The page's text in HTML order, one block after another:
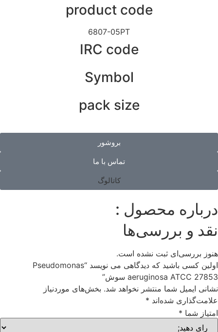
product code
6807-05PT
IRC code
Symbol
pack size
بروشور
تماس با ما
کاتالوگ
درباره محصول :
نقد و بررسی‌ها
هنوز بررسی‌ای ثبت نشده است.
اولین کسی باشید که دیدگاهی می نویسد “Pseudomonas
aeruginosa ATCC 27853 سوش”
نشانی ایمیل شما منتشر نخواهد شد. بخش‌های موردنیاز
علامت‌گذاری شده‌اند *
امتیاز شما *